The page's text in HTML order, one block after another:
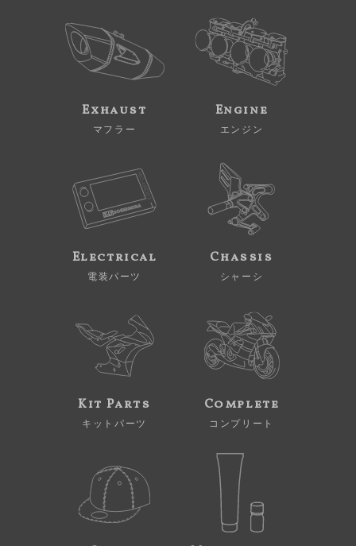
Exhaust
マフラー
Engine
エンジン
Electrical
電装パーツ
Chassis
シャーシ
Kit Parts
キットパーツ
Complete
コンプリート